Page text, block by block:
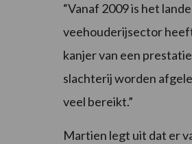
“Vanaf 2009 is het
veehouderijsector
kanjer van een
slachterij worden
veel bereikt.”
Martien legt uit dat er